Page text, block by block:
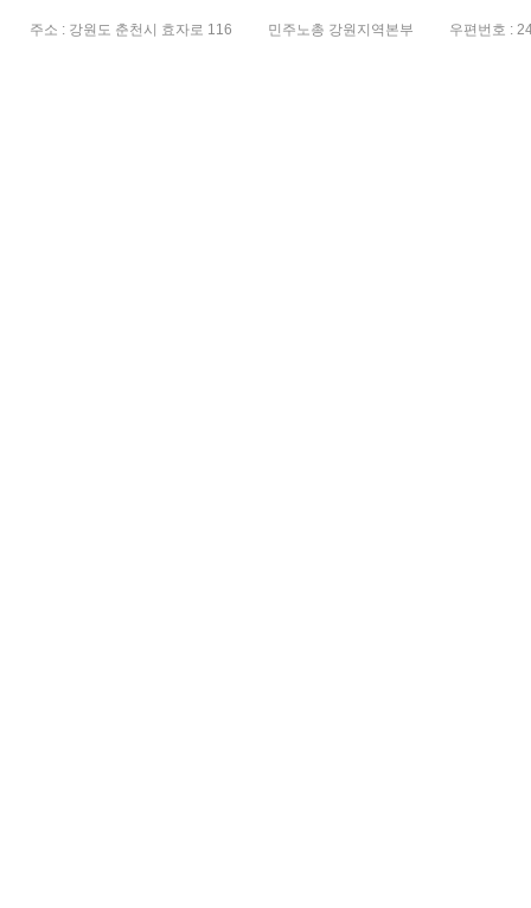
주소 : 강원도 춘천시 효자로 116 민주노총 강원지역본부 우편번호 :